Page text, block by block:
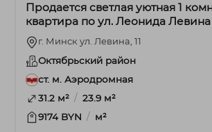
Продается светлая уютная 1
квартира по ул. Леонида Левина
г. Минск ул. Левина, 11
Октябрьский район
ст. м. Аэродромная
31.2 м² / 23.9 м²
9174 BYN / м²